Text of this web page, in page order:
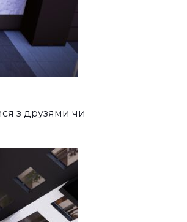
з друзями чи